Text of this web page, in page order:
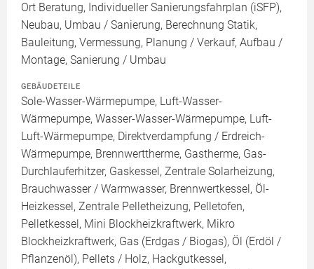
Ort Beratung, Individueller Sanierungsfahrplan (iSFP),
Neubau, Umbau / Sanierung, Berechnung Statik,
Bauleitung, Vermessung, Planung / Verkauf, Aufbau /
Montage, Sanierung / Umbau
GEBÄUDETEILE
Sole-Wasser-Wärmepumpe, Luft-Wasser-
Wärmepumpe, Wasser-Wasser-Wärmepumpe, Luft-
Luft-Wärmepumpe, Direktverdampfung / Erdreich-
Wärmepumpe, Brennwerttherme, Gastherme, Gas-
Durchlauferhitzer, Gaskessel, Zentrale Solarheizung,
Brauchwasser / Warmwasser, Brennwertkessel, Öl-
Heizkessel, Zentrale Pelletheizung, Pelletofen,
Pelletkessel, Mini Blockheizkraftwerk, Mikro
Blockheizkraftwerk, Gas (Erdgas / Biogas), Öl (Erdöl /
Pflanzenöl), Pellets / Holz, Hackgutkessel,